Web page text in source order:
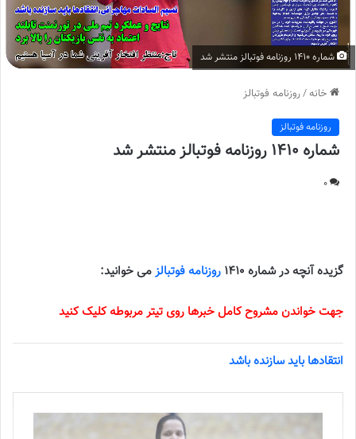
شماره 1410 روزنامه فوتبالز منتشر شد
خانه/روزنامه فوتبالز
روزنامه فوتبالز
شماره 1410 روزنامه فوتبالز منتشر شد
0
گزیده آنچه در شماره 1410 روزنامه فوتبالزمی خوانید:
جهت خواندن مشروح کامل خبرها روی تیتر مربوطه کلیک کنید
انتقادها باید سازنده باشد